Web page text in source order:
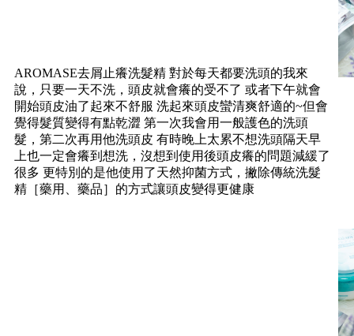
AROMASE去屑止癢洗髮精 對於每天都要洗頭的我來
說，只要一天不洗，頭皮就會癢的受不了 或者下午就會
開始頭皮油了起來不舒服 洗起來頭皮蠻清爽舒適的~但會
覺得髮質變得有點乾澀 第一次我會用一般護色的洗頭
髮，第二次再用他洗頭皮 有時晚上太累不想洗頭隔天早
上也一定會癢到想洗，沒想到使用後頭皮癢的問題減緩了
很多 更特別的是他使用了天然抑菌方式，撇除傳統洗髮
精［藥用、藥品］的方式讓頭皮變得更健康